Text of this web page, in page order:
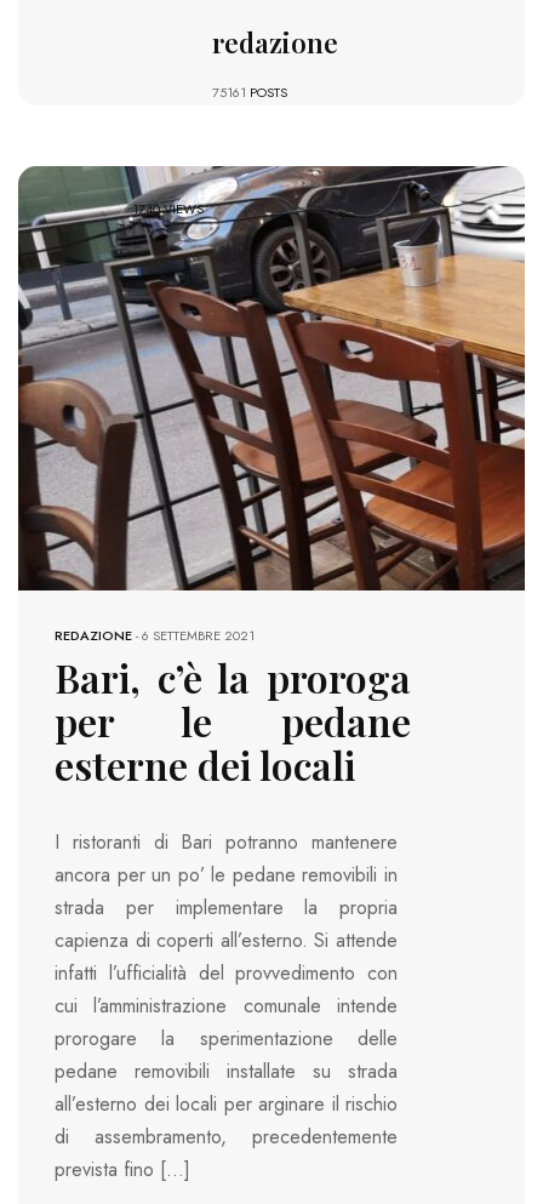
redazione
75161 POSTS
1740 VIEWS
REDAZIONE-6 SETTEMBRE 2021
Bari, c’è la proroga
per le pedane
esterne dei locali
I ristoranti di Bari potranno mantenere
ancora per un po’ le pedane removibili in
strada per implementare la propria
capienza di coperti all’esterno. Si attende
infatti l’ufficialità del provvedimento con
cui l’amministrazione comunale intende
prorogare la sperimentazione delle
pedane removibili installate su strada
all’esterno dei locali per arginare il rischio
di assembramento, precedentemente
prevista fino […]